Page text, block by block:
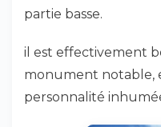
partie basse.
il est effectivement
monument notable,
personnalité